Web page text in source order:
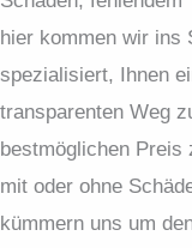
hier kommen wir ins
spezialisiert, Ihnen
transparenten Weg
bestmöglichen Preis
mit oder ohne
kümmern uns um